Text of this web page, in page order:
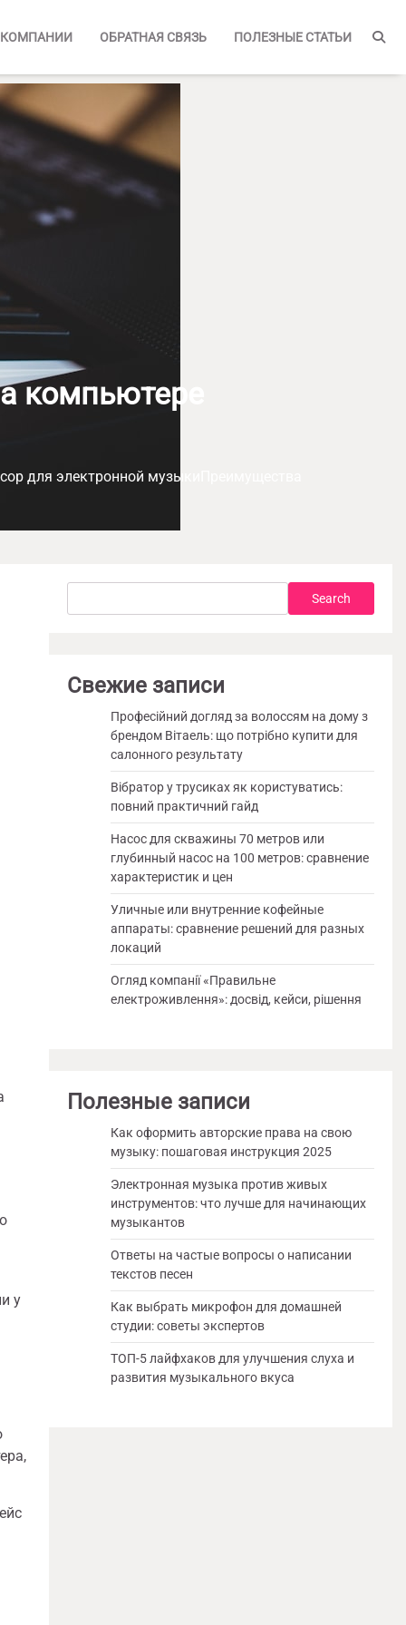
ОБРАТНАЯ СВЯЗЬ ПОЛЕЗНЫЕ СТАТЬИ
компьютере
для электронной музыкиПреимущества
у
Search
Свежие записи
Професійний догляд за волоссям на дому з
брендом Вітаель: що потрібно купити для
салонного результату
Вібратор у трусиках як користуватись:
повний практичний гайд
Насос для скважины 70 метров или
глубинный насос на 100 метров: сравнение
характеристик и цен
Уличные или внутренние кофейные
аппараты: сравнение решений для разных
локаций
Огляд компанії «Правильне
електроживлення»: досвід, кейси, рішення
Полезные записи
Как оформить авторские права на свою
музыку: пошаговая инструкция 2025
Электронная музыка против живых
инструментов: что лучше для начинающих
музыкантов
Ответы на частые вопросы о написании
текстов песен
Как выбрать микрофон для домашней
студии: советы экспертов
ТОП-5 лайфхаков для улучшения слуха и
развития музыкального вкуса